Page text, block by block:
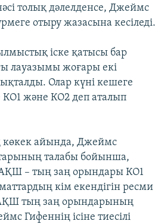
толық дәлелденсе, Джеймс
отыру жазасына кесіледі.
іске қатысы бар
лауазымы жоғары екі
Олар күні кешеге
КО1 және КО2 деп аталып
көкек айында, Джеймс
талабы бойынша,
АҚШ – тың заң орындары КО1
кім екендігін ресми
тың заң орындарының
Гифеннің ісіне тиесілі